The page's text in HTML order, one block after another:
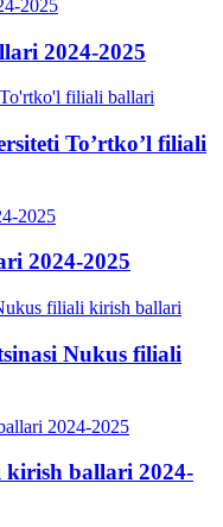
2024-2025
To’rtko’l filiali
2024-2025
Nukus filiali
kirish ballari 2024-